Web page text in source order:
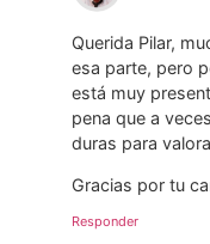
Querida Pilar,
esa parte, pero
está muy
pena que a
duras para
Gracias por tu
Responder